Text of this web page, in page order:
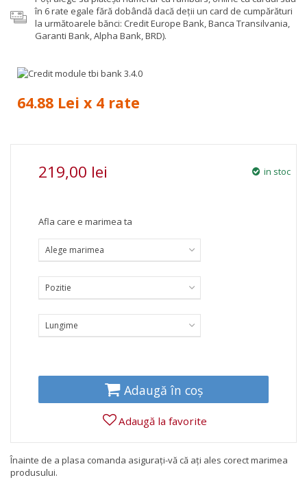
în 6 rate egale fără dobândă dacă deții un card de cumpărături
la următoarele bănci: Credit Europe Bank, Banca Transilvania,
Garanti Bank, Alpha Bank, BRD).
64.88 Lei x 4 rate
219,00 lei in stoc
Afla care e marimea ta
Alege marimea
Pozitie
Lungime
Adaugă în coș
Adaugă la favorite
Înainte de a plasa comanda asigurați-vă că ați ales corect marimea
produsului.